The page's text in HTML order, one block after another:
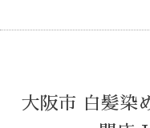
大阪市 白髪染